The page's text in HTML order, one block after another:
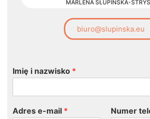
MARLENA SŁUPIŃSKA-
biuro@slupinska.eu
Imię i nazwisko *
Adres e-mail * Numer